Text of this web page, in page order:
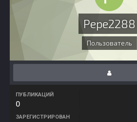
Pepe2288
Пользователь
ПУБЛИКАЦИЙ
0
ЗАРЕГИСТРИРОВАН